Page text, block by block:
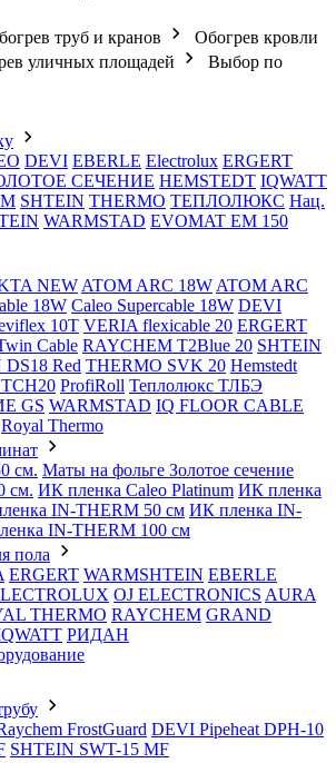
труб и кранов
Обогрев кровли
уличных площадей
Выбор по
DEVI EBERLE Electrolux ERGERT
СЕЧЕНИЕ HEMSTEDT IQWATT
SHTEIN THERMO ТЕПЛОЛЮКС Нац.
WARMSTAD EVOMAT EM 150
NEW ATOM ARC 18W ATOM ARC
18W Caleo Supercable 18W DEVI
10T VERIA flexicable 20 ERGERT
Cable RAYCHEM T2Blue 20 SHTEIN
Red THERMO SVK 20 Hemstedt
ProfiRoll Теплолюкс ТЛБЭ
GS WARMSTAD IQ FLOOR CABLE
Royal Thermo
см. Маты на фольге Золотое сечение
cм. ИК пленка Caleo Platinum ИК пленка
IN-THERM 50 см ИК пленка IN-
IN-THERM 100 см
пола
ERGERT WARMSHTEIN EBERLE
OJ ELECTRONICS AURA
THERMO RAYCHEM GRAND
РИДАН
FrostGuard DEVI Pipeheat DPH-10
SHTEIN SWT-15 MF